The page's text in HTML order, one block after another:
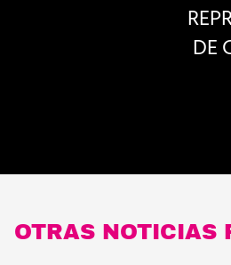
DE
OTRAS NOTICIAS